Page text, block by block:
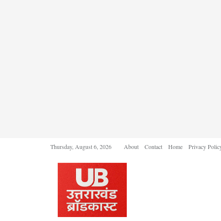
Thursday, August 6, 2026 About Contact Home Privacy